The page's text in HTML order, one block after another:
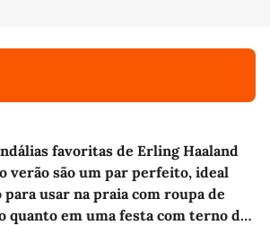
favoritas de Erling Haaland
verão são um par perfeito, ideal
usar na praia com roupa de
quanto em uma festa com terno de